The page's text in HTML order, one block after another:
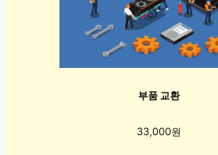
부품 교환
33,000원